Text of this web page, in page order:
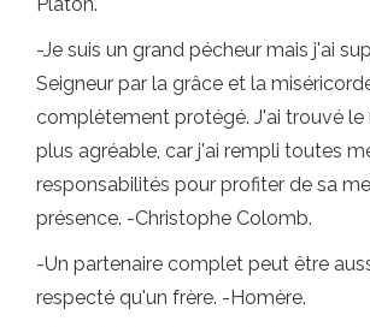
Platon.
-Je suis un grand pécheur mais j'ai
Seigneur par la grâce et la
complètement protégé. J'ai trouvé
plus agréable, car j'ai rempli toutes
responsabilités pour profiter de sa
présence. -Christophe Colomb.
-Un partenaire complet peut être
respecté qu'un frère. -Homère.